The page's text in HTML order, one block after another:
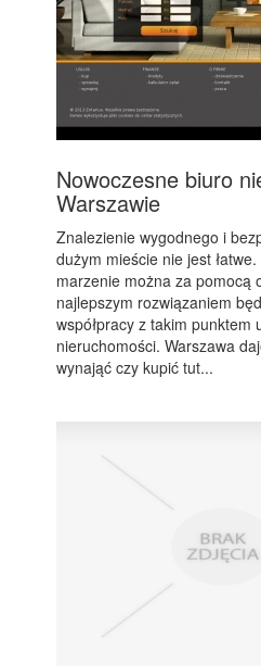
Nowoczesne biuro
Warszawie
Znalezienie wygodnego i
dużym mieście nie jest
marzenie można za pomocą
najlepszym rozwiązaniem
współpracy z takim punktem
nieruchomości. Warszawa
wynająć czy kupić tut...